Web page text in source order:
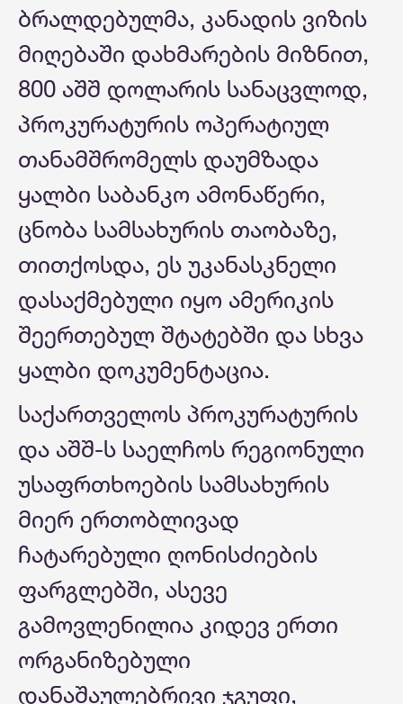
ბრალდებულმა, კანადის ვიზის
მიღებაში დახმარების მიზნით,
800 აშშ დოლარის სანაცვლოდ,
პროკურატურის ოპერატიულ
თანამშრომელს დაუმზადა
ყალბი საბანკო ამონაწერი,
ცნობა სამსახურის თაობაზე,
თითქოსდა, ეს უკანასკნელი
დასაქმებული იყო ამერიკის
შეერთებულ შტატებში და სხვა
ყალბი დოკუმენტაცია.
საქართველოს პროკურატურის
და აშშ-ს საელჩოს რეგიონული
უსაფრთხოების სამსახურის
მიერ ერთობლივად
ჩატარებული ღონისძიების
ფარგლებში, ასევე
გამოვლენილია კიდევ ერთი
ორგანიზებული
დანაშაულებრივი ჯგუფი,